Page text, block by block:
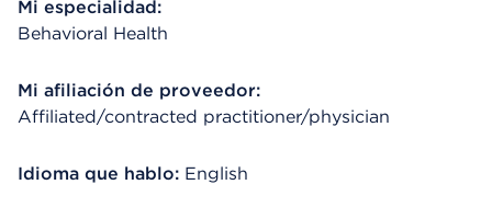
Mi especialidad:
Behavioral Health
Mi afiliación de proveedor:
Affiliated/contracted practitioner/physician
Idioma que hablo: English